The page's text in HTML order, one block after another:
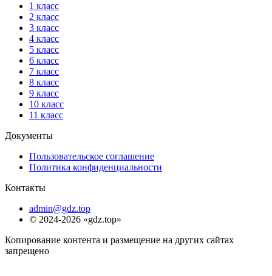
1 класс
2 класс
3 класс
4 класс
5 класс
6 класс
7 класс
8 класс
9 класс
10 класс
11 класс
Документы
Пользовательское соглашение
Политика конфиденциальности
Контакты
admin@gdz.top
© 2024-2026 «gdz.top»
Копирование контента и размещение на других сайтах
запрещено